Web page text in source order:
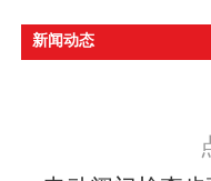
新闻动态